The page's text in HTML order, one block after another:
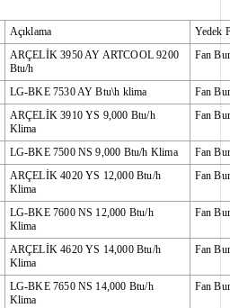
Açıklama
Yedek
ARÇELİK 3950 AY ARTCOOL 9200
Btu/h
Fan
LG-BKE 7530 AY Btu\h klima
Fan
ARÇELİK 3910 YS 9,000 Btu/h
Klima
Fan
LG-BKE 7500 NS 9,000 Btu/h Klima
Fan
ARÇELİK 4020 YS 12,000 Btu/h
Klima
Fan
LG-BKE 7600 NS 12,000 Btu/h
Klima
Fan
ARÇELİK 4620 YS 14,000 Btu/h
Klima
Fan
LG-BKE 7650 NS 14,000 Btu/h
Klima
Fan